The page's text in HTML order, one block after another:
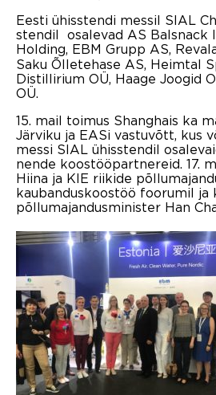
Eesti ühisstendi messil SIAL
stendil osalevad AS Balsnack
Holding, EBM Grupp AS,
Saku Õlletehase AS, Heimtal
Distillirium OÜ, Haage Joogid
OÜ.
15. mail toimus Shanghais ka
Järviku ja EASi vastuvõtt, kus
messi SIAL ühisstendil
nende koostööpartnereid. 17.
Hiina ja KIE riikide
kaubanduskoostöö foorumil ja
põllumajandusminister Han